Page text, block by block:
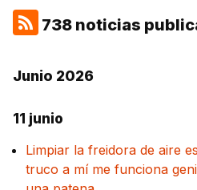
738 noticias
Junio 2026
11 junio
Limpiar la freidora de aire
truco a mí me funciona